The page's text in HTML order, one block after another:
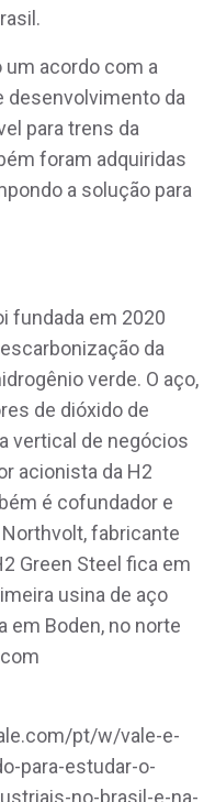
acordo com a
desenvolvimento da
para trens da
foram adquiridas
a solução para
fundada em 2020
da
verde. O aço,
de dióxido de
vertical de negócios
acionista da H2
é cofundador e
fabricante
Green Steel fica em
usina de aço
em Boden, no norte
pt/w/vale-e-
para-estudar-o-
no-brasil-e-na-